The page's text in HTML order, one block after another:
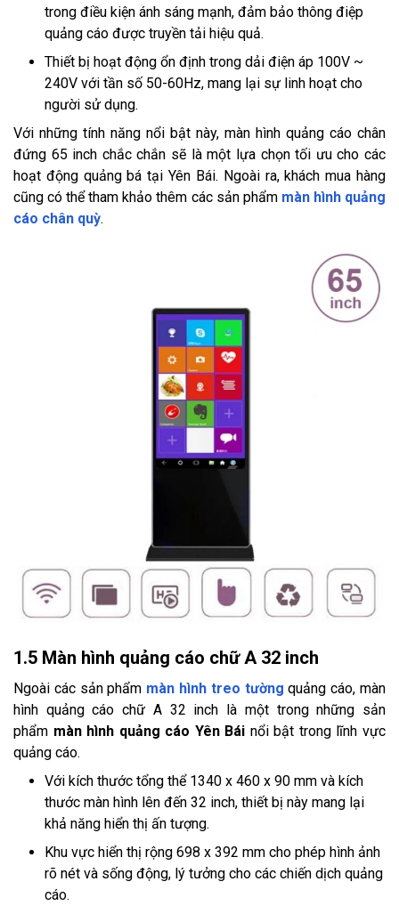
trong điều kiện ánh sáng mạnh, đảm bảo thông điệp
quảng cáo được truyền tải hiệu quả.
Thiết bị hoạt động ổn định trong dải điện áp 100V ~
240V với tần số 50-60Hz, mang lại sự linh hoạt cho
người sử dụng.
Với những tính năng nổi bật này, màn hình quảng cáo chân
đứng 65 inch chắc chắn sẽ là một lựa chọn tối ưu cho các
hoạt động quảng bá tại Yên Bái. Ngoài ra, khách mua hàng
cũng có thể tham khảo thêm các sản phẩm màn hình quảng
cáo chân quỳ.
1.5 Màn hình quảng cáo chữ A 32 inch
Ngoài các sản phẩm màn hình treo tường quảng cáo, màn
hình quảng cáo chữ A 32 inch là một trong những sản
phẩm màn hình quảng cáo Yên Bái nổi bật trong lĩnh vực
quảng cáo.
Với kích thước tổng thể 1340 x 460 x 90 mm và kích
thước màn hình lên đến 32 inch, thiết bị này mang lại
khả năng hiển thị ấn tượng.
Khu vực hiển thị rộng 698 x 392 mm cho phép hình ảnh
rõ nét và sống động, lý tưởng cho các chiến dịch quảng
cáo.